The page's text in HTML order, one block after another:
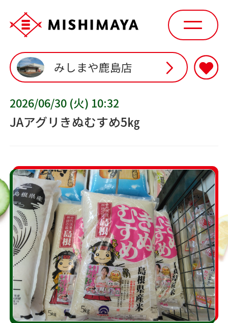
みしまや鹿島店
2026/06/30 (火) 10:32
JAアグリきぬむすめ5㎏